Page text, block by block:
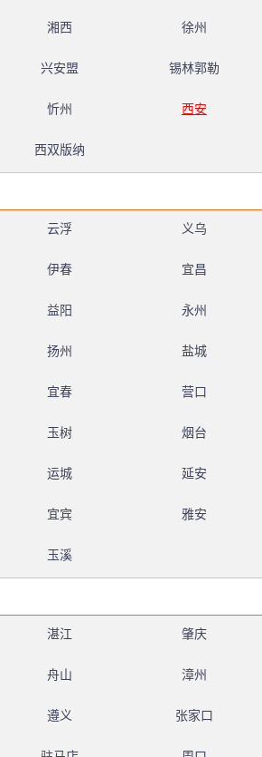
湘西 徐州
兴安盟 锡林郭勒
忻州 西安
西双版纳
云浮 义乌
伊春 宜昌
益阳 永州
扬州 盐城
宜春 营口
玉树 烟台
运城 延安
宜宾 雅安
玉溪
湛江 肇庆
舟山 漳州
遵义 张家口